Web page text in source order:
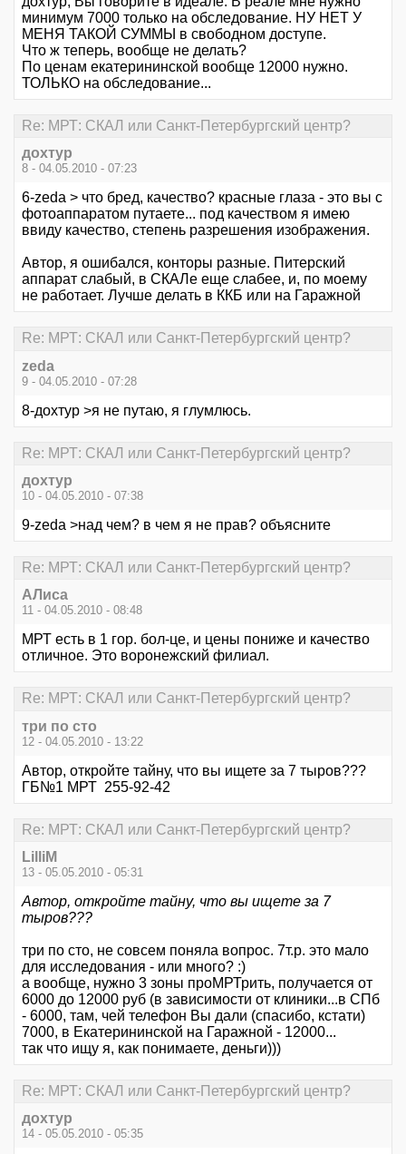
минимум 7000 только на обследование. НУ НЕТ У
МЕНЯ ТАКОЙ СУММЫ в свободном доступе.
Что ж теперь, вообще не делать?
По ценам екатерининской вообще 12000 нужно.
ТОЛЬКО на обследование...
Re: МРТ: СКАЛ или Санкт-Петербургский центр?
дохтур
8 - 04.05.2010 - 07:23
6-zeda > что бред, качество? красные глаза - это вы с
фотоаппаратом путаете... под качеством я имею
ввиду качество, степень разрешения изображения.
Автор, я ошибался, конторы разные. Питерский
аппарат слабый, в СКАЛе еще слабее, и, по моему
не работает. Лучше делать в ККБ или на Гаражной
Re: МРТ: СКАЛ или Санкт-Петербургский центр?
zeda
9 - 04.05.2010 - 07:28
8-дохтур >я не путаю, я глумлюсь.
Re: МРТ: СКАЛ или Санкт-Петербургский центр?
дохтур
10 - 04.05.2010 - 07:38
9-zeda >над чем? в чем я не прав? объясните
Re: МРТ: СКАЛ или Санкт-Петербургский центр?
АЛиса
11 - 04.05.2010 - 08:48
МРТ есть в 1 гор. бол-це, и цены пониже и качество
отличное. Это воронежский филиал.
Re: МРТ: СКАЛ или Санкт-Петербургский центр?
три по сто
12 - 04.05.2010 - 13:22
Автор, откройте тайну, что вы ищете за 7 тыров???
ГБ№1 МРТ 255-92-42
Re: МРТ: СКАЛ или Санкт-Петербургский центр?
LilliM
13 - 05.05.2010 - 05:31
Автор, откройте тайну, что вы ищете за 7
тыров???
три по сто, не совсем поняла вопрос. 7т.р. это мало
для исследования - или много? :)
а вообще, нужно 3 зоны проМРТрить, получается от
6000 до 12000 руб (в зависимости от клиники...в СПб
- 6000, там, чей телефон Вы дали (спасибо, кстати)
7000, в Екатерининской на Гаражной - 12000...
так что ищу я, как понимаете, деньги)))
Re: МРТ: СКАЛ или Санкт-Петербургский центр?
дохтур
14 - 05.05.2010 - 05:35